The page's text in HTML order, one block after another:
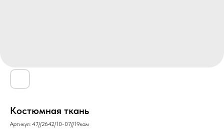
Костюмная ткань
Артикул: 47//2642/10-07//19кам